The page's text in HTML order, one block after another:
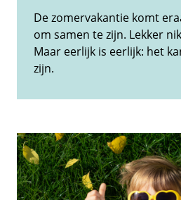
De zomervakantie komt
om samen te zijn. Lekker
Maar eerlijk is eerlijk: het
zijn.